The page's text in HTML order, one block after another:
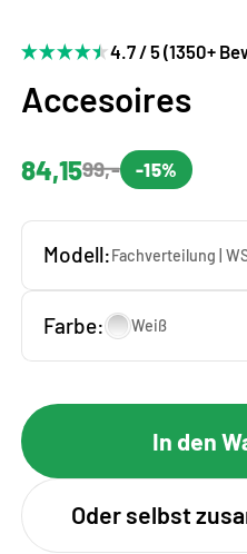
4.7 / 5 (1350+
Accesoires
84,1599,- -15%
Modell:
Farbe: Weiß
In den
Oder selbst